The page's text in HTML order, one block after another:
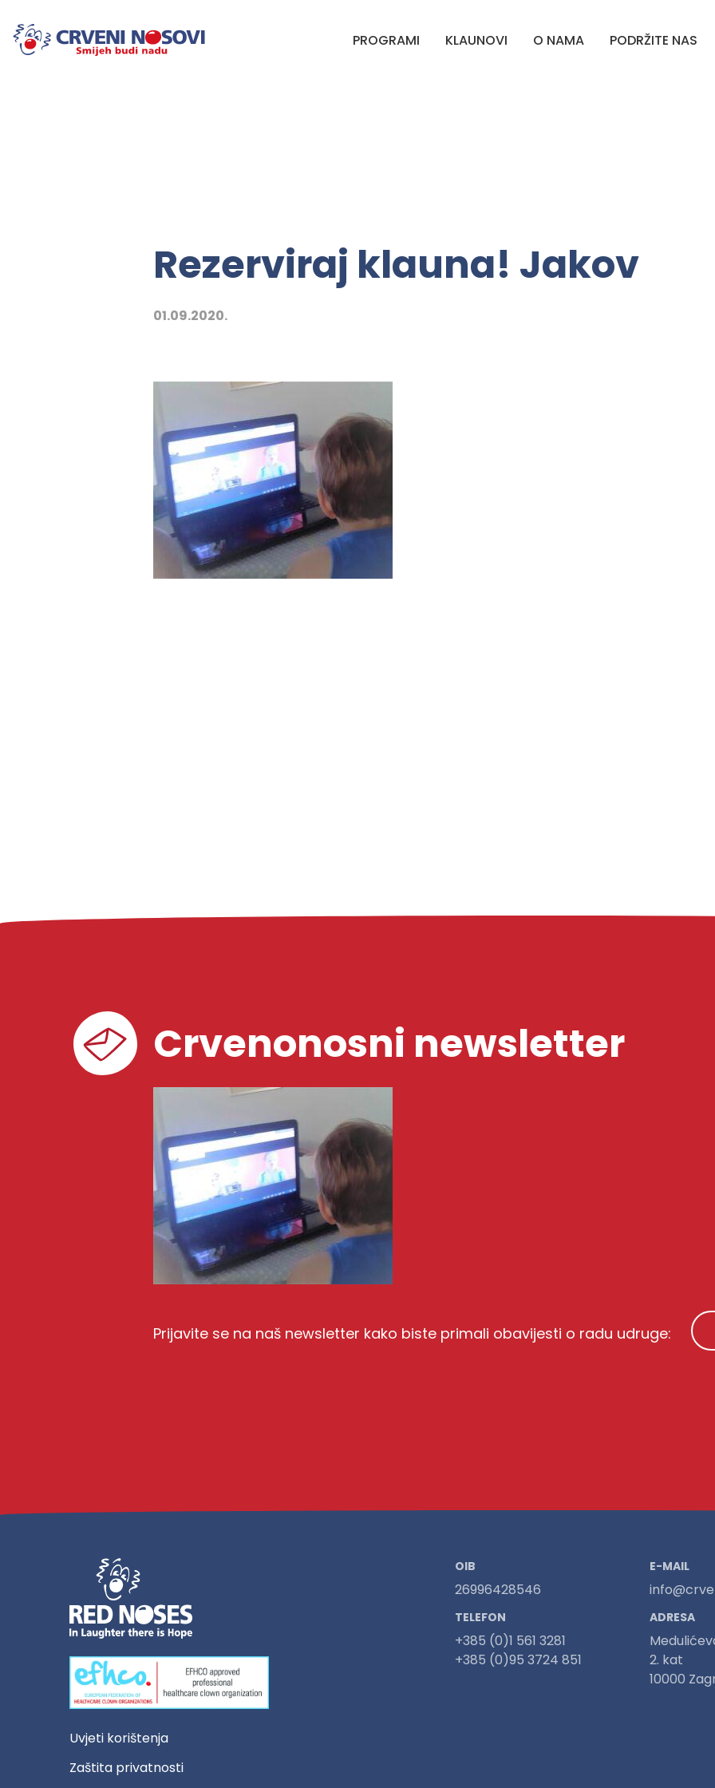
PROGRAMI KLAUNOVI O NAMA PODRŽITE NAS
Rezerviraj klauna! Jakov
01.09.2020.
Crvenonosni newsletter
Prijavite se na naš newsletter kako biste primali obavijesti o radu udruge:
Uvjeti korištenja
Zaštita privatnosti
OIB
26996428546
TELEFON
+385 (0)1 561 3281
+385 (0)95 3724 851
E-MAIL
ADRESA
2. kat
10000